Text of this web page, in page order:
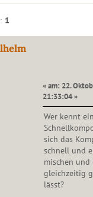
1
« am: 22.
21:33:04 »
Wer kennt
sich das
schnell und
mischen und
gleichzeitig
lässt?